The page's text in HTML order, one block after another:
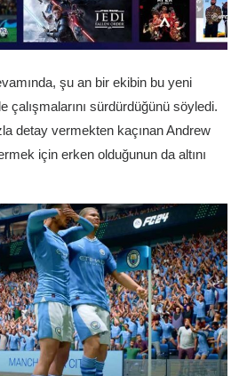
şu an bir ekibin bu yeni
çalışmalarını sürdürdüğünü söyledi.
detay vermekten kaçınan Andrew
için erken olduğunun da altını